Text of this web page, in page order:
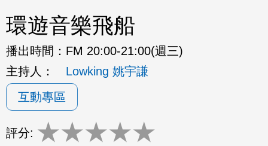
環遊音樂飛船
播出時間： FM 20:00-21:00(週三)
主持人：
Lowking 姚宇謙
互動專區
評分: ★★★★★